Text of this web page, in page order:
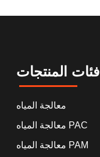
فئات المنتجات
معالجة المياه
معالجة المياه PAC
معالجة المياه PAM